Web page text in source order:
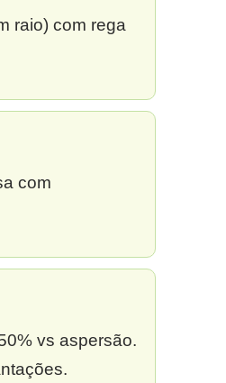
raio) com rega
com
vs aspersão.